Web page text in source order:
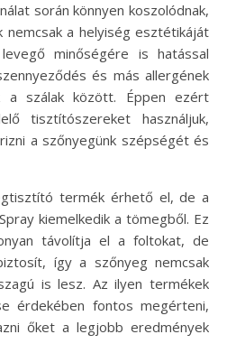
során könnyen koszolódnak,
nemcsak a helyiség esztétikáját
minőségére is hatással
és más allergének
a szálak között. Éppen ezért
tisztítószereket használjuk,
a szőnyegünk szépségét és
termék érhető el, de a
kiemelkedik a tömegből. Ez
távolítja el a foltokat, de
így a szőnyeg nemcsak
is lesz. Az ilyen termékek
érdekében fontos megérteni,
őket a legjobb eredmények